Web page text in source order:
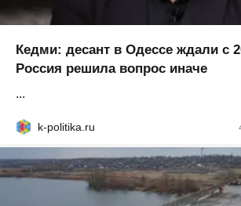
Кедми: десант в Одессе ждали с
Россия решила вопрос иначе
...
k-politika.ru